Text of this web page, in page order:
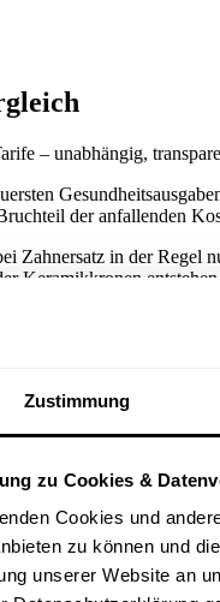
Zustimmung
zu Cookies &
Cookies und
zu können und
unserer Website an
– unabhängig,
der anfallenden
Zahnersatz in der Regel
Keramikkronen
eine
% Erstattung auf alle
Wünsche und Ihr Budget.